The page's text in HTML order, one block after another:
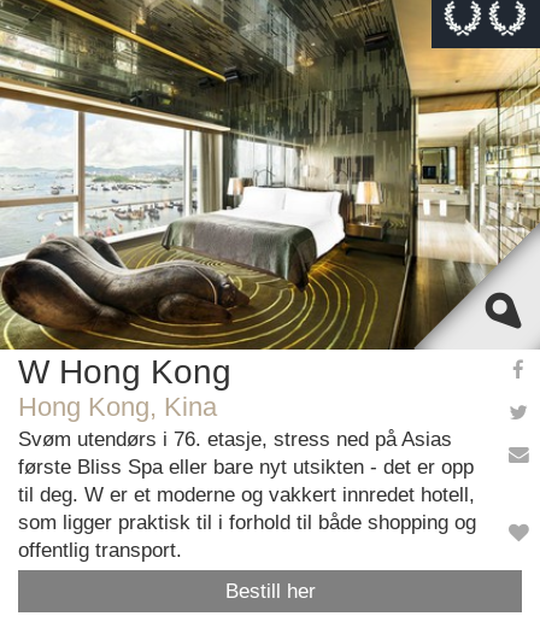
This page can't load Google Maps correctly.
Do you own this website?
OK
W Hong Kong
Hong Kong, Kina
Svøm utendørs i 76. etasje, stress ned på Asias
første Bliss Spa eller bare nyt utsikten - det er opp
til deg. W er et moderne og vakkert innredet hotell,
som ligger praktisk til i forhold til både shopping og
offentlig transport.
Bestill her